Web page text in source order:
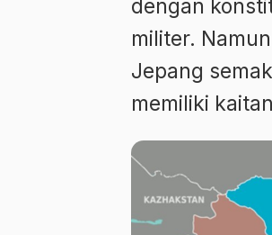
dengan
militer.
Jepang
memiliki